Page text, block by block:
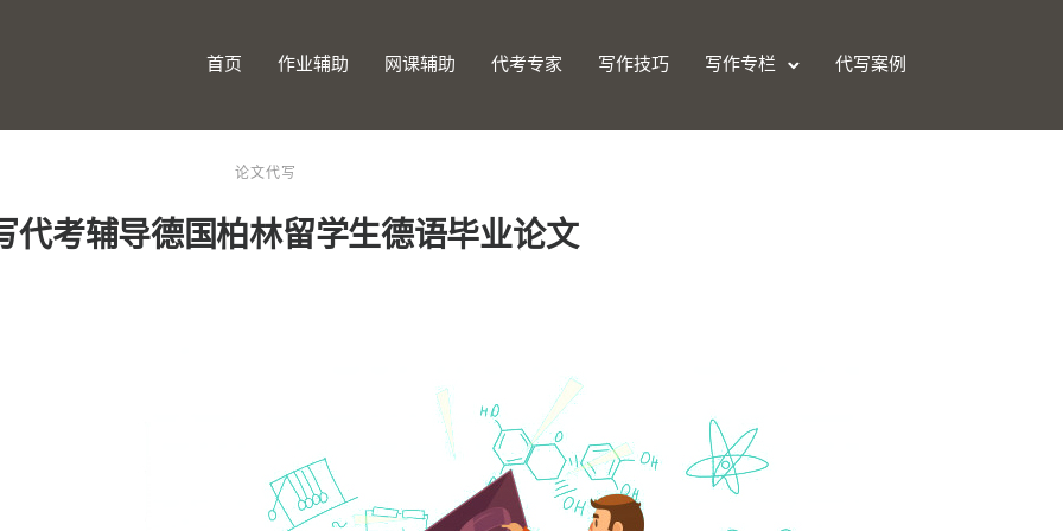
首页 作业辅助 网课辅助 代考专家 写作技巧 写作专栏 代写案例
论文代写
代考辅导德国柏林留学生德语毕业论文